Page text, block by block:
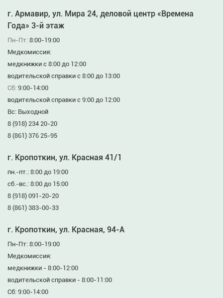
г. Армавир, ул. Мира 24, деловой центр «Времена
Года» 3-й этаж
Пн-Пт: 8:00-19:00
Медкомиссия:
медкнижки с 8:00 до 12:00
водительской справки с 8:00 до 13:00
Сб: 9:00-14:00
водительской справки с 9:00 до 12:00
Вс: Выходной
8 (918) 234 20-20
8 (861) 376 25-95
г. Кропоткин, ул. Красная 41/1
пн.-пт.: 8:00 до 19:00
сб.-вс.: 8:00 до 15:00
8 (918) 091-20-20
8 (861) 383-00-33
г. Кропоткин, ул. Красная, 94-А
Пн-Пт: 8:00-19:00
Медкомиссия:
медкнижки - 8:00-12:00
водительской справки - 8:00-11:00
Сб: 9:00-14:00